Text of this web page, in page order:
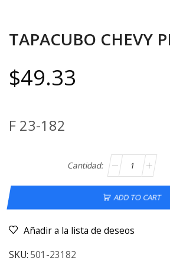
TAPACUBO CHEVY
$49.33
F 23-182
ADD TO CART
Añadir a la lista de deseos
SKU: 501-23182